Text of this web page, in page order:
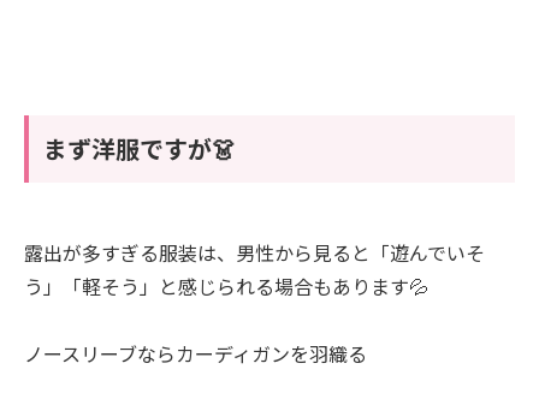
まず洋服ですが👗
露出が多すぎる服装は、男性から見ると「遊んでいそ
う」「軽そう」と感じられる場合もあります💦
ノースリーブならカーディガンを羽織る